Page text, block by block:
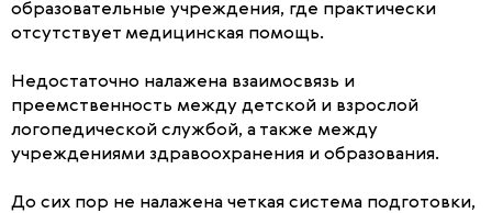
образовательные учреждения, где практически
отсутствует медицинская помощь.
Недостаточно налажена взаимосвязь и
преемственность между детской и взрослой
логопедической службой, а также между
учреждениями здравоохранения и образования.
До сих пор не налажена четкая система подготовки,